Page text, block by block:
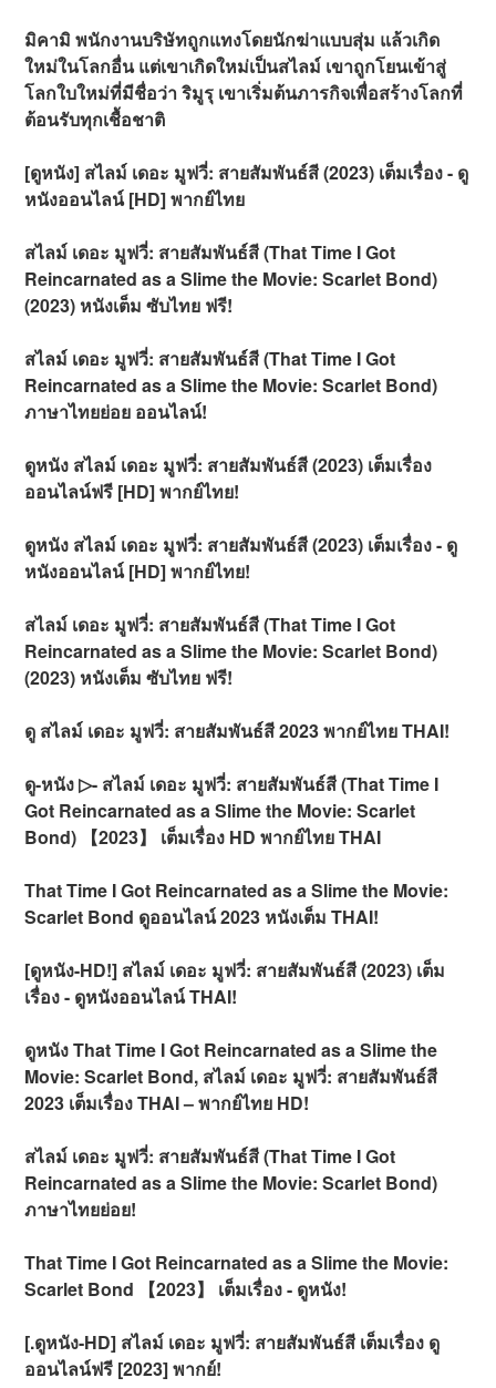
มิคามิ พนักงานบริษัทถูกแทงโดยนักฆ่าแบบสุ่ม แล้วเกิด
ใหม่ในโลกอื่น แต่เขาเกิดใหม่เป็นสไลม์ เขาถูกโยนเข้าสู่
โลกใบใหม่ที่มีชื่อว่า ริมูรุ เขาเริ่มต้นภารกิจเพื่อสร้างโลกที่
ต้อนรับทุกเชื้อชาติ
[ดูหนัง] สไลม์ เดอะ มูฟวี่: สายสัมพันธ์สี (2023) เต็มเรื่อง - ดู
หนังออนไลน์ [HD] พากย์ไทย
สไลม์ เดอะ มูฟวี่: สายสัมพันธ์สี (That Time I Got
Reincarnated as a Slime the Movie: Scarlet Bond)
(2023) หนังเต็ม ซับไทย ฟรี!
สไลม์ เดอะ มูฟวี่: สายสัมพันธ์สี (That Time I Got
Reincarnated as a Slime the Movie: Scarlet Bond)
ภาษาไทยย่อย ออนไลน์!
ดูหนัง สไลม์ เดอะ มูฟวี่: สายสัมพันธ์สี (2023) เต็มเรื่อง
ออนไลน์ฟรี [HD] พากย์ไทย!
ดูหนัง สไลม์ เดอะ มูฟวี่: สายสัมพันธ์สี (2023) เต็มเรื่อง - ดู
หนังออนไลน์ [HD] พากย์ไทย!
สไลม์ เดอะ มูฟวี่: สายสัมพันธ์สี (That Time I Got
Reincarnated as a Slime the Movie: Scarlet Bond)
(2023) หนังเต็ม ซับไทย ฟรี!
ดู สไลม์ เดอะ มูฟวี่: สายสัมพันธ์สี 2023 พากย์ไทย THAI!
ดู-หนัง ▷- สไลม์ เดอะ มูฟวี่: สายสัมพันธ์สี (That Time I
Got Reincarnated as a Slime the Movie: Scarlet
Bond) 【2023】 เต็มเรื่อง HD พากย์ไทย THAI
That Time I Got Reincarnated as a Slime the Movie:
Scarlet Bond ดูออนไลน์ 2023 หนังเต็ม THAI!
[ดูหนัง-HD!] สไลม์ เดอะ มูฟวี่: สายสัมพันธ์สี (2023) เต็ม
เรื่อง - ดูหนังออนไลน์ THAI!
ดูหนัง That Time I Got Reincarnated as a Slime the
Movie: Scarlet Bond, สไลม์ เดอะ มูฟวี่: สายสัมพันธ์สี
2023 เต็มเรื่อง THAI – พากย์ไทย HD!
สไลม์ เดอะ มูฟวี่: สายสัมพันธ์สี (That Time I Got
Reincarnated as a Slime the Movie: Scarlet Bond)
ภาษาไทยย่อย!
That Time I Got Reincarnated as a Slime the Movie:
Scarlet Bond 【2023】 เต็มเรื่อง - ดูหนัง!
[.ดูหนัง-HD] สไลม์ เดอะ มูฟวี่: สายสัมพันธ์สี เต็มเรื่อง ดู
ออนไลน์ฟรี [2023] พากย์!